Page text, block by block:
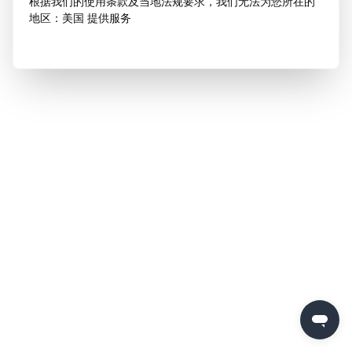
地区：美国 提供服务